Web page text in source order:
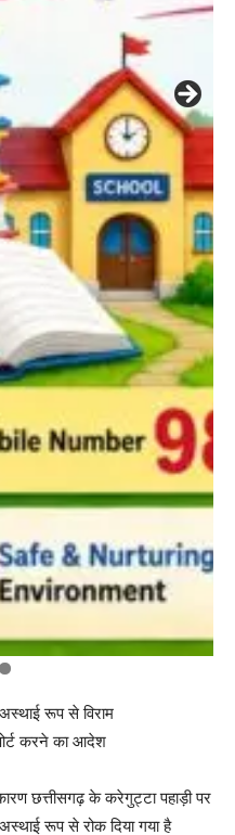
रूप से विराम
करने का आदेश
छत्तीसगढ़ के करेगुट्टा पहाड़ी पर
रूप से रोक दिया गया है